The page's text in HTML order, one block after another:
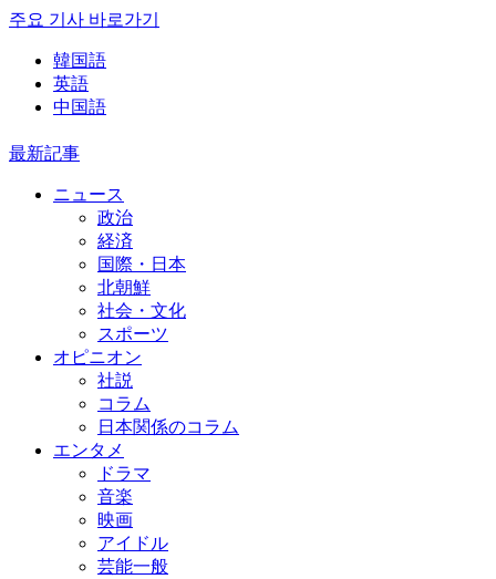
주요 기사 바로가기
韓国語
英語
中国語
最新記事
ニュース
政治
経済
国際・日本
北朝鮮
社会・文化
スポーツ
オピニオン
社説
コラム
日本関係のコラム
エンタメ
ドラマ
音楽
映画
アイドル
芸能一般